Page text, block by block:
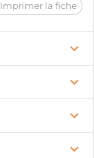
Imprimer la fiche